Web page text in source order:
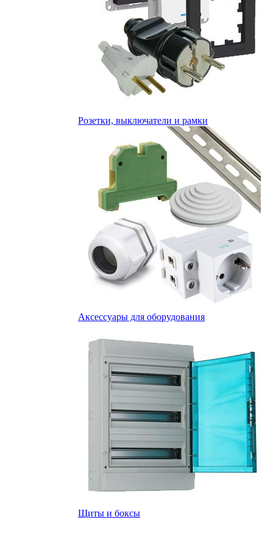
Розетки, выключатели и рамки
Аксессуары для оборудования
Щиты и боксы